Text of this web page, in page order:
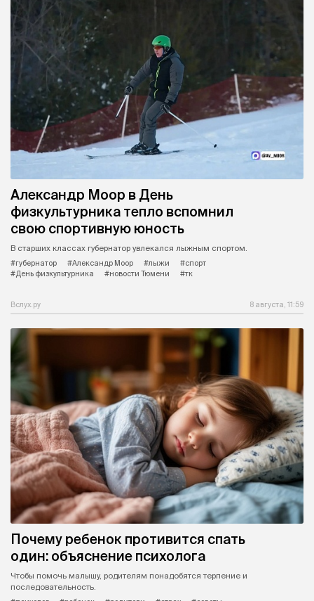
Александр Моор в День
физкультурника тепло вспомнил
свою спортивную юность
В старших классах губернатор увлекался лыжным спортом.
#губернатор
#Александр Моор #лыжи
#спорт
#День физкультурника
#новости Тюмени #тк
Вслух.ру 8 августа, 11:59
Почему ребенок противится спать
один: объяснение психолога
Чтобы помочь малышу, родителям понадобятся терпение и
последовательность.